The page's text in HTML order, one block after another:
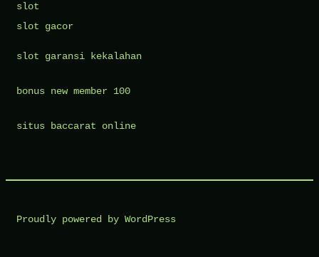
slot
slot gacor
slot garansi kekalahan
bonus new member 100
situs baccarat online
Proudly powered by WordPress